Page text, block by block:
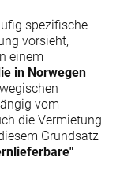
spezifische
vorsieht,
einem
in Norwegen
vom
die Vermietung
Grundsatz